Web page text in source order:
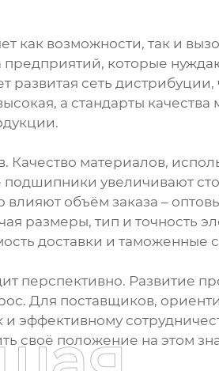
как возможности, так и
которые
сеть дистрибуции,
а стандарты качества
материалов,
увеличивают
объём заказа –
размеры, тип и точность
доставки и таможенные
перспективно. Развитие
Для поставщиков,
эффективному
своё положение на этом